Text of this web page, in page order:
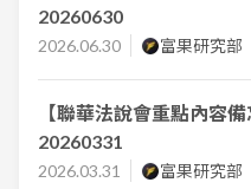
20260630
2026.06.30 富果研究部
【聯華法說會重點內容
20260331
2026.03.31 富果研究部